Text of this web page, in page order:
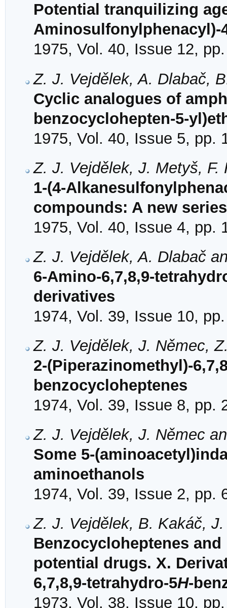
Potential tranquilizing
Aminosulfonylphenacyl)-
1975, Vol. 40, Issue 12,
Z. J. Vejdělek, A. Dlabač,
Cyclic analogues of
benzocyclohepten-5-
1975, Vol. 40, Issue 5, pp.
Z. J. Vejdělek, J. Metyš, F.
1-(4-
compounds: A new
1975, Vol. 40, Issue 4, pp.
Z. J. Vejdělek, A. Dlabač
6-Amino-6,7,8,9-
derivatives
1974, Vol. 39, Issue 10,
Z. J. Vejdělek, J. Němec,
2-(Piperazinomethyl)-
benzocycloheptenes
1974, Vol. 39, Issue 8, pp.
Z. J. Vejdělek, J. Němec
Some 5-
aminoethanols
1974, Vol. 39, Issue 2, pp.
Z. J. Vejdělek, B. Kakáč,
Benzocycloheptenes
potential drugs. X.
6,7,8,9-tetrahydro-5H-
1973, Vol. 38, Issue 10,